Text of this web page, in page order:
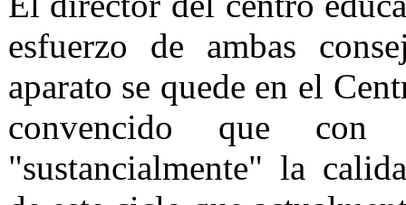
esfuerzo de ambas
aparato se quede en el
convencido que
"sustancialmente" la